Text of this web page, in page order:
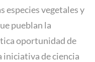
especies vegetales y
pueblan la
oportunidad de
iniciativa de ciencia